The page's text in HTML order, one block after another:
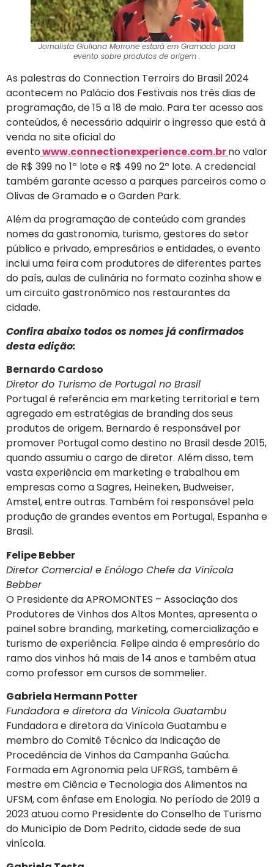
Jornalista Giuliana Morrone estará em Gramado para
evento sobre produtos de origem .
As palestras do Connection Terroirs do Brasil 2024
acontecem no Palácio dos Festivais nos três dias de
programação, de 15 a 18 de maio. Para ter acesso aos
conteúdos, é necessário adquirir o ingresso que está à
venda no site oficial do
eventowww.connectionexperience.com.brno valor
de R$ 399 no 1º lote e R$ 499 no 2º lote. A credencial
também garante acesso a parques parceiros como o
Olivas de Gramado e o Garden Park.
Além da programação de conteúdo com grandes
nomes da gastronomia, turismo, gestores do setor
público e privado, empresários e entidades, o evento
inclui uma feira com produtores de diferentes partes
do país, aulas de culinária no formato cozinha show e
um circuito gastronômico nos restaurantes da
cidade.
Confira abaixo todos os nomes já confirmados
desta edição:
Bernardo Cardoso
Diretor do Turismo de Portugal no Brasil
Portugal é referência em marketing territorial e tem
agregado em estratégias de branding dos seus
produtos de origem. Bernardo é responsável por
promover Portugal como destino no Brasil desde 2015,
quando assumiu o cargo de diretor. Além disso, tem
vasta experiência em marketing e trabalhou em
empresas como a Sagres, Heineken, Budweiser,
Amstel, entre outras. Também foi responsável pela
produção de grandes eventos em Portugal, Espanha e
Brasil.
Felipe Bebber
Diretor Comercial e Enólogo Chefe da Vinícola
Bebber
O Presidente da APROMONTES – Associação dos
Produtores de Vinhos dos Altos Montes, apresenta o
painel sobre branding, marketing, comercialização e
turismo de experiência. Felipe ainda é empresário do
ramo dos vinhos há mais de 14 anos e também atua
como professor em cursos de sommelier.
Gabriela Hermann Potter
Fundadora e diretora da Vinícola Guatambu
Fundadora e diretora da Vinícola Guatambu e
membro do Comitê Técnico da Indicação de
Procedência de Vinhos da Campanha Gaúcha.
Formada em Agronomia pela UFRGS, também é
mestre em Ciência e Tecnologia dos Alimentos na
UFSM, com ênfase em Enologia. No período de 2019 a
2023 atuou como Presidente do Conselho de Turismo
do Município de Dom Pedrito, cidade sede de sua
vinícola.